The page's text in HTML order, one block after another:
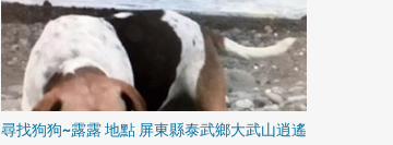
尋找狗狗~露露 地點 屏東縣泰武鄉大武山逍遙